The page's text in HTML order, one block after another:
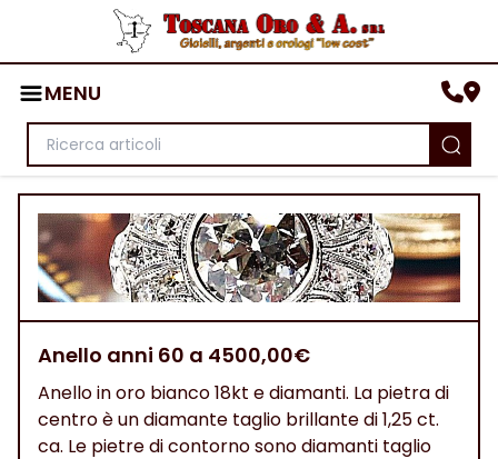
MENU
Anello anni 60 a 4500,00€
Anello in oro bianco 18kt e diamanti. La pietra di
centro è un diamante taglio brillante di 1,25 ct.
ca. Le pietre di contorno sono diamanti taglio